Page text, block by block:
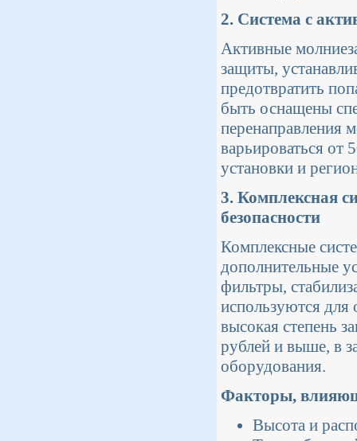
2. Система с
Активные
защиты,
предотвратить
быть оснащены
перенаправления
варьироваться от
установки и
3. Комплексная
безопасности
Комплексные
дополнительные
фильтры,
используются для
высокая степень
рублей и выше, в
оборудования.
Факторы,
Высота и